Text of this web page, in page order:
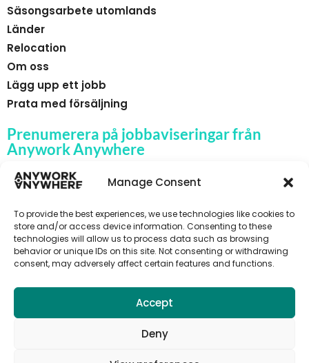
Manage Consent
To provide the best experiences, we use technologies like cookies to
store and/or access device information. Consenting to these
technologies will allow us to process data such as browsing
behavior or unique IDs on this site. Not consenting or withdrawing
consent, may adversely affect certain features and functions.
Accept
Deny
Säsongsarbete utomlands
Länder
Relocation
Om oss
Lägg upp ett jobb
Prata med försäljning
Prenumerera på jobbaviseringar från
Anywork Anywhere
🌞 F Å JOBBAVISERINGAR